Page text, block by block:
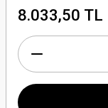
8.033,50 TL